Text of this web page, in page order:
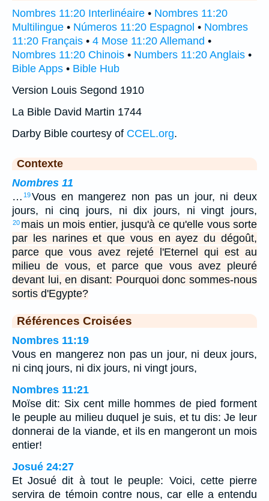
Nombres 11:20 Interlinéaire • Nombres 11:20
Multilingue • Números 11:20 Espagnol • Nombres
11:20 Français • 4 Mose 11:20 Allemand •
Nombres 11:20 Chinois • Numbers 11:20 Anglais •
Bible Apps • Bible Hub
Version Louis Segond 1910
La Bible David Martin 1744
Darby Bible courtesy of CCEL.org.
Contexte
Nombres 11
… 19Vous en mangerez non pas un jour, ni deux
jours, ni cinq jours, ni dix jours, ni vingt jours,
20 mais un mois entier, jusqu'à ce qu'elle vous sorte
par les narines et que vous en ayez du dégoût,
parce que vous avez rejeté l'Eternel qui est au
milieu de vous, et parce que vous avez pleuré
devant lui, en disant: Pourquoi donc sommes-nous
sortis d'Egypte?
Références Croisées
Nombres 11:19
Vous en mangerez non pas un jour, ni deux jours,
ni cinq jours, ni dix jours, ni vingt jours,
Nombres 11:21
Moïse dit: Six cent mille hommes de pied forment
le peuple au milieu duquel je suis, et tu dis: Je leur
donnerai de la viande, et ils en mangeront un mois
entier!
Josué 24:27
Et Josué dit à tout le peuple: Voici, cette pierre
servira de témoin contre nous, car elle a entendu